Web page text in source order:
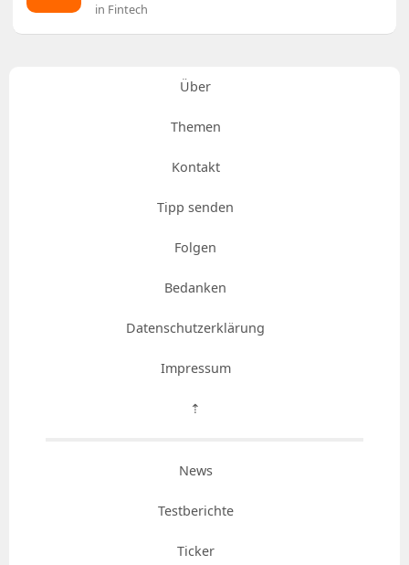
in Fintech
Über
Themen
Kontakt
Tipp senden
Folgen
Bedanken
Datenschutzerklärung
Impressum
⇡
News
Testberichte
Ticker